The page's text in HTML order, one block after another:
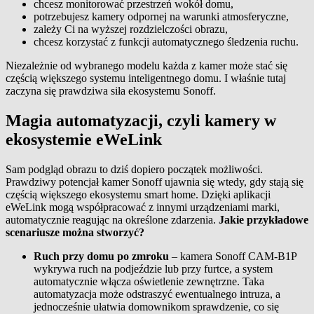
chcesz monitorować przestrzeń wokół domu,
potrzebujesz kamery odpornej na warunki atmosferyczne,
zależy Ci na wyższej rozdzielczości obrazu,
chcesz korzystać z funkcji automatycznego śledzenia ruchu.
Niezależnie od wybranego modelu każda z kamer może stać się
częścią większego systemu inteligentnego domu. I właśnie tutaj
zaczyna się prawdziwa siła ekosystemu Sonoff.
Magia automatyzacji, czyli kamery w
ekosystemie eWeLink
Sam podgląd obrazu to dziś dopiero początek możliwości.
Prawdziwy potencjał kamer Sonoff ujawnia się wtedy, gdy stają się
częścią większego ekosystemu smart home. Dzięki aplikacji
eWeLink mogą współpracować z innymi urządzeniami marki,
automatycznie reagując na określone zdarzenia. Jakie przykładowe
scenariusze można stworzyć?
Ruch przy domu po zmroku – kamera Sonoff CAM-B1P
wykrywa ruch na podjeździe lub przy furtce, a system
automatycznie włącza oświetlenie zewnętrzne. Taka
automatyzacja może odstraszyć ewentualnego intruza, a
jednocześnie ułatwia domownikom sprawdzenie, co się